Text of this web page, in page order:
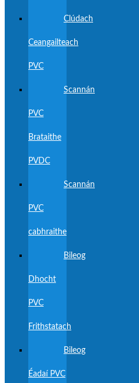
Clúdach
Ceangailteach
PVC
Scannán
PVC
Brataithe
PVDC
Scannán
PVC
cabhraithe
Bileog
Dhocht
PVC
Frithstatach
Bileog
Éadaí PVC